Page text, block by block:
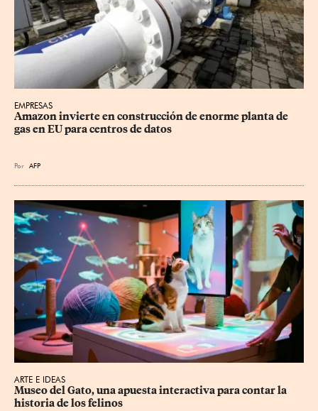
EMPRESAS
Amazon invierte en construcción de enorme planta de
gas en EU para centros de datos
Por AFP
ARTE E IDEAS
Museo del Gato, una apuesta interactiva para contar la
historia de los felinos